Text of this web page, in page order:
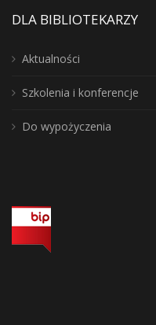
DLA BIBLIOTEKARZY
Aktualności
Szkolenia i konferencje
Do wypożyczenia